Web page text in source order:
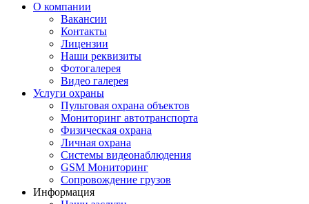
О компании
Вакансии
Контакты
Лицензии
Наши реквизиты
Фотогалерея
Видео галерея
Услуги охраны
Пультовая охрана объектов
Мониторинг автотранспорта
Физическая охрана
Личная охрана
Системы видеонаблюдения
GSM Мониторинг
Сопровождение грузов
Информация